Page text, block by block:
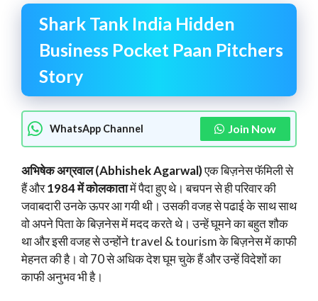
Shark Tank India Hidden
Business Pocket Paan Pitchers
Story
WhatsApp Channel Join Now
अभिषेक अग्रवाल (Abhishek Agarwal)एक बिज़नेस फॅमिली से
हैं और1984 में कोलकातामें पैदा हुए थे। बचपन से ही परिवार की
जवाबदारी उनके ऊपर आ गयी थी। उसकी वजह से पढाई के साथ साथ
वो अपने पिता के बिज़नेस में मदद करते थे। उन्हें घूमने का बहुत शौक
था और इसी वजह से उन्होंने travel & tourism के बिज़नेस में काफी
मेहनत की है। वो 70 से अधिक देश घूम चुके हैं और उन्हें विदेशों का
काफी अनुभव भी है।